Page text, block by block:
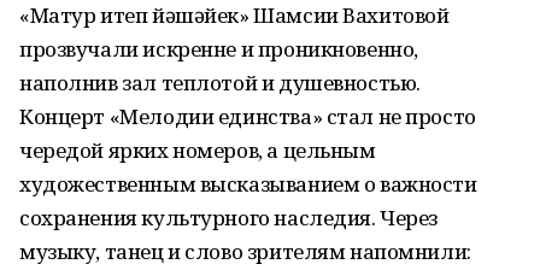
«Матур итеп йәшәйек» Шамсии Вахитовой
прозвучали искренне и проникновенно,
наполнив зал теплотой и душевностью.
Концерт «Мелодии единства» стал не просто
чередой ярких номеров, а цельным
художественным высказыванием о важности
сохранения культурного наследия. Через
музыку, танец и слово зрителям напомнили: